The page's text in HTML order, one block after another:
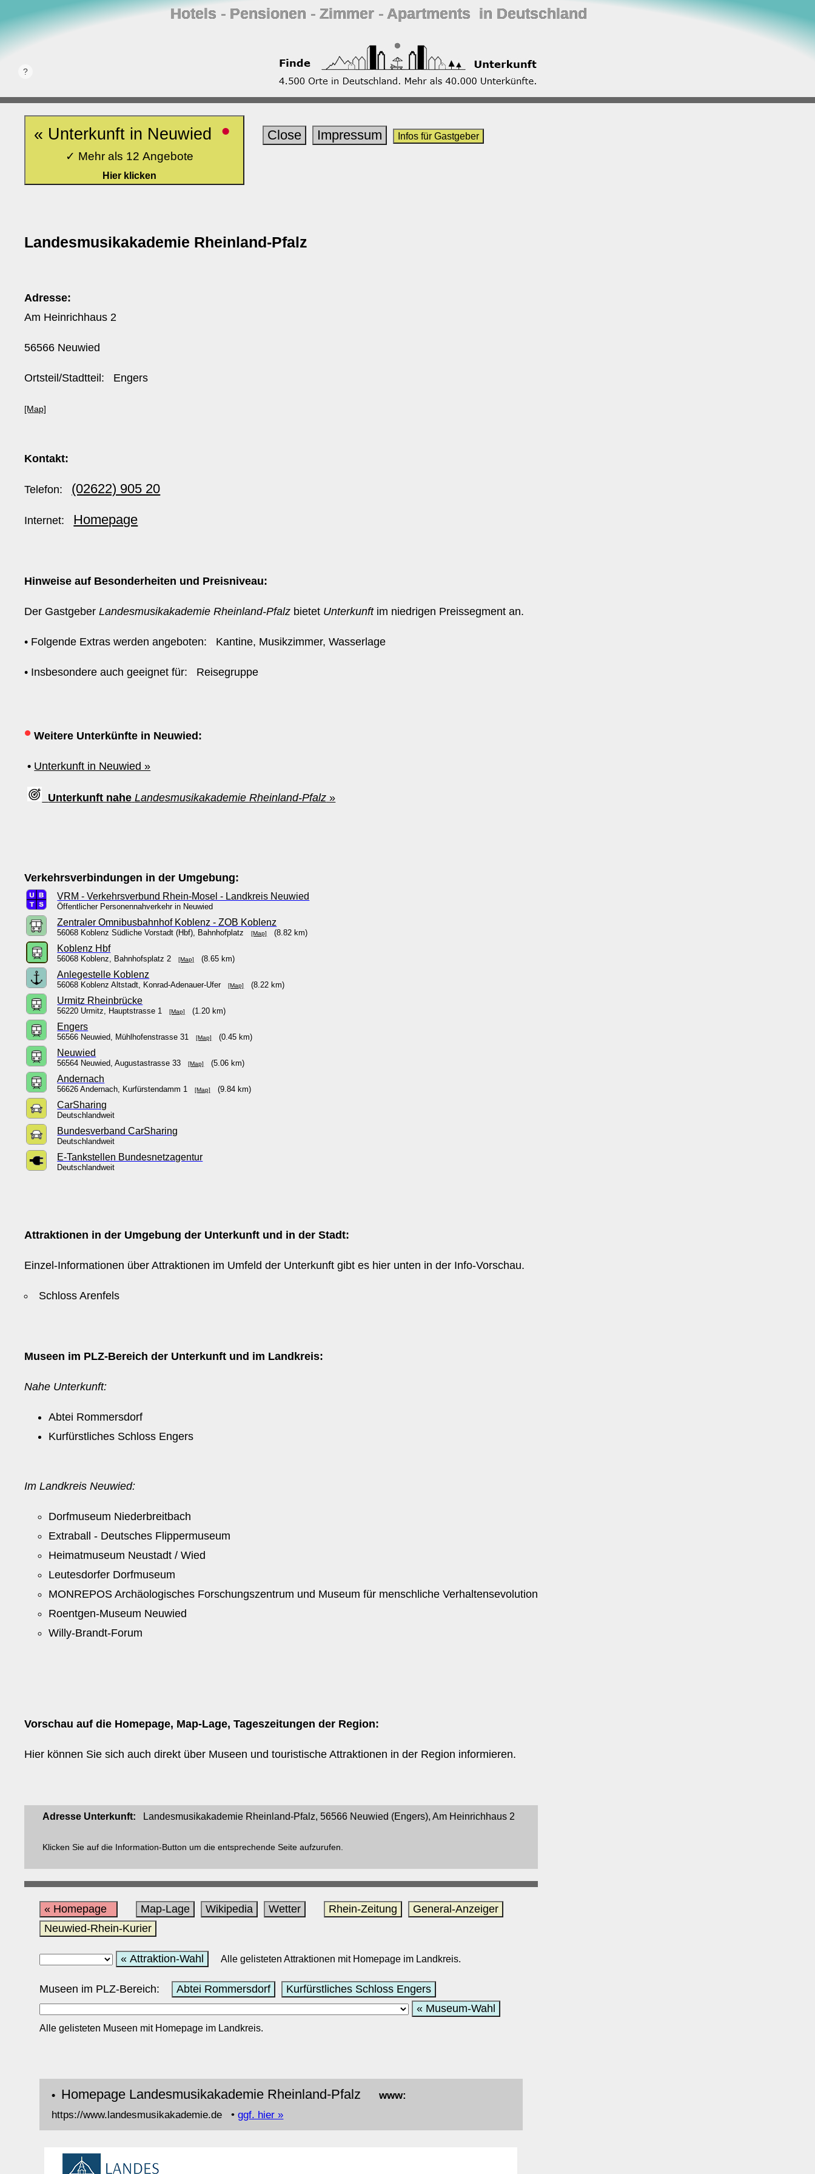
Hotels ‐ Pensionen ‐ Zimmer ‐ Apartments in Deutschland
« Unterkunft in Neuwied •
✓ Mehr als 12 Angebote
Hier klicken
Close Impressum Infos für Gastgeber
Landesmusikakademie Rheinland-Pfalz
Adresse:
Am Heinrichhaus 2
56566 Neuwied
Ortsteil/Stadtteil: Engers
[Map]
Kontakt:
Telefon: (02622) 905 20
Internet: Homepage
Hinweise auf Besonderheiten und Preisniveau:
Der GastgeberLandesmusikakademie Rheinland-Pfalz bietet Unterkunftim niedrigen Preissegment an.
• Folgende Extras werden angeboten: Kantine, Musikzimmer, Wasserlage
• Insbesondere auch geeignet für: Reisegruppe
• Weitere Unterkünfte in Neuwied:
• Unterkunft in Neuwied »
Unterkunft nahe Landesmusikakademie Rheinland-Pfalz »
Verkehrsverbindungen in der Umgebung:
VRM - Verkehrsverbund Rhein-Mosel - Landkreis Neuwied
Öffentlicher Personennahverkehr in Neuwied
Zentraler Omnibusbahnhof Koblenz - ZOB Koblenz
56068 Koblenz Südliche Vorstadt (Hbf), Bahnhofplatz[Map] (8.82 km)
Koblenz Hbf
56068 Koblenz, Bahnhofsplatz 2[Map] (8.65 km)
Anlegestelle Koblenz
56068 Koblenz Altstadt, Konrad-Adenauer-Ufer[Map] (8.22 km)
Urmitz Rheinbrücke
56220 Urmitz, Hauptstrasse 1[Map] (1.20 km)
Engers
56566 Neuwied, Mühlhofenstrasse 31[Map] (0.45 km)
Neuwied
56564 Neuwied, Augustastrasse 33[Map] (5.06 km)
Andernach
56626 Andernach, Kurfürstendamm 1[Map] (9.84 km)
CarSharing
Deutschlandweit
Bundesverband CarSharing
Deutschlandweit
E-Tankstellen Bundesnetzagentur
Deutschlandweit
Attraktionen in der Umgebung der Unterkunft und in der Stadt:
Einzel-Informationen über Attraktionen im Umfeld der Unterkunft gibt es hier unten in der Info-Vorschau.
Schloss Arenfels
Museen im PLZ-Bereich der Unterkunft und im Landkreis:
Nahe Unterkunft:
Abtei Rommersdorf
Kurfürstliches Schloss Engers
Im Landkreis Neuwied:
Dorfmuseum Niederbreitbach
Extraball - Deutsches Flippermuseum
Heimatmuseum Neustadt / Wied
Leutesdorfer Dorfmuseum
MONREPOS Archäologisches Forschungszentrum und Museum für menschliche Verhaltensevolution
Roentgen-Museum Neuwied
Willy-Brandt-Forum
Vorschau auf die Homepage, Map-Lage, Tageszeitungen der Region:
Hier können Sie sich auch direkt über Museen und touristische Attraktionen in der Region informieren.
Adresse Unterkunft: Landesmusikakademie Rheinland-Pfalz, 56566 Neuwied (Engers), Am Heinrichhaus 2
Klicken Sie auf die Information-Button um die entsprechende Seite aufzurufen.